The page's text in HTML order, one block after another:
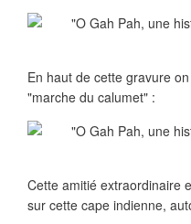
En haut de cette gravure
"marche du calumet" :
Cette amitié extraordinaire
sur cette cape indienne,